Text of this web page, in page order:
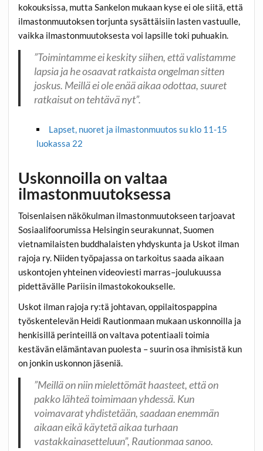
kokouksissa, mutta Sankelon mukaan kyse ei ole siitä, että
ilmastonmuutoksen torjunta sysättäisiin lasten vastuulle,
vaikka ilmastonmuutoksesta voi lapsille toki puhuakin.
”Toimintamme ei keskity siihen, että valistamme
lapsia ja he osaavat ratkaista ongelman sitten
joskus. Meillä ei ole enää aikaa odottaa, suuret
ratkaisut on tehtävä nyt”.
Lapset, nuoret ja ilmastonmuutos su klo 11-15
luokassa 22
Uskonnoilla on valtaa
ilmastonmuutoksessa
Toisenlaisen näkökulman ilmastonmuutokseen tarjoavat
Sosiaalifoorumissa Helsingin seurakunnat, Suomen
vietnamilaisten buddhalaisten yhdyskunta ja Uskot ilman
rajoja ry. Niiden työpajassa on tarkoitus saada aikaan
uskontojen yhteinen videoviesti marras–joulukuussa
pidettävälle Pariisin ilmastokokoukselle.
Uskot ilman rajoja ry:tä johtavan, oppilaitospappina
työskentelevän Heidi Rautionmaan mukaan uskonnoilla ja
henkisillä perinteillä on valtava potentiaali toimia
kestävän elämäntavan puolesta – suurin osa ihmisistä kun
on jonkin uskonnon jäseniä.
”Meillä on niin mielettömät haasteet, että on
pakko lähteä toimimaan yhdessä. Kun
voimavarat yhdistetään, saadaan enemmän
aikaan eikä käytetä aikaa turhaan
vastakkainasetteluun”, Rautionmaa sanoo.